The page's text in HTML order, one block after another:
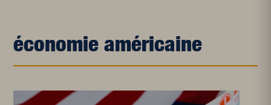
économie américaine